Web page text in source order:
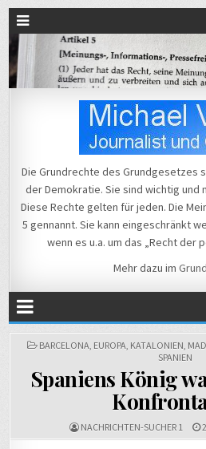
Michael Voß
Die Grundrechte des Grundgesetzes
der Demokratie. Sie sind wichtig und
Diese Rechte gelten für jeden. Die
5 gennannt. Sie kann eingeschränkt
wenn es u.a. um das „Recht der
Mehr dazu im
POSTED
BARCELONA, EUROPA, KATALONIEN,
SPANIEN
Spaniens König
NACHRICHTEN-SUCHER 1